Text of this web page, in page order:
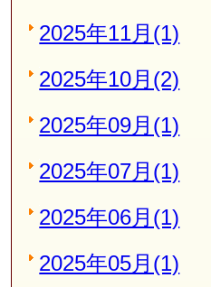
2025年11月(1)
2025年10月(2)
2025年09月(1)
2025年07月(1)
2025年06月(1)
2025年05月(1)